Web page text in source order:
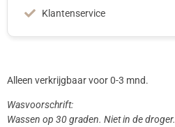
Klantenservice
Alleen verkrijgbaar voor 0-3 mnd.
Wasvoorschrift:
Wassen op 30 graden. Niet in de droger.